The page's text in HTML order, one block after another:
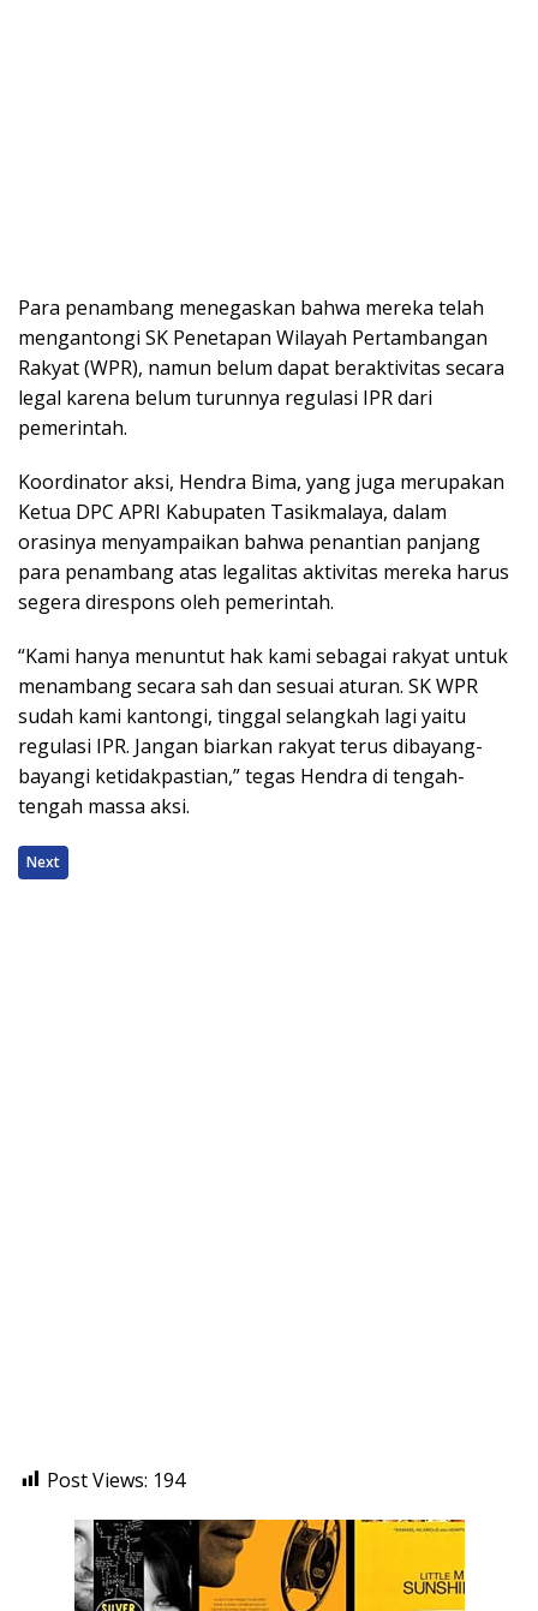
Para penambang menegaskan bahwa mereka telah
mengantongi SK Penetapan Wilayah Pertambangan
Rakyat (WPR), namun belum dapat beraktivitas secara
legal karena belum turunnya regulasi IPR dari
pemerintah.
Koordinator aksi, Hendra Bima, yang juga merupakan
Ketua DPC APRI Kabupaten Tasikmalaya, dalam
orasinya menyampaikan bahwa penantian panjang
para penambang atas legalitas aktivitas mereka harus
segera direspons oleh pemerintah.
“Kami hanya menuntut hak kami sebagai rakyat untuk
menambang secara sah dan sesuai aturan. SK WPR
sudah kami kantongi, tinggal selangkah lagi yaitu
regulasi IPR. Jangan biarkan rakyat terus dibayang-
bayangi ketidakpastian,” tegas Hendra di tengah-
tengah massa aksi.
Next
Post Views: 194